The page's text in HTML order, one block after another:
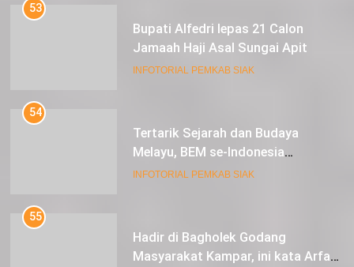
53
Bupati Alfedri lepas 21 Calon
Jamaah Haji Asal Sungai Apit
INFOTORIAL PEMKAB SIAK
54
Tertarik Sejarah dan Budaya
Melayu, BEM se-Indonesia
Berkunjung ke Kabupaten Siak
INFOTORIAL PEMKAB SIAK
55
Hadir di Bagholek Godang
Masyarakat Kampar, ini kata Arfan